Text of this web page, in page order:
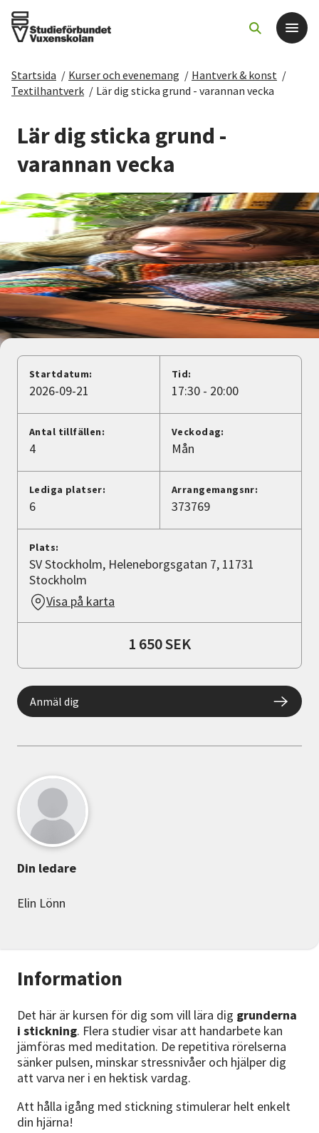
Det här gör vi
För dig som
Sök kurser och evenemang
Om SV
Starta studiecirkel
Cirkelledare
Nyheter
Avdelningar
Lyssna
Startsida / Kurser och evenemang / Hantverk & konst /
Textilhantverk / Lär dig sticka grund - varannan vecka
Lär dig sticka grund -
varannan vecka
Information
Det här är kursen för dig som vill lära dig grunderna
i stickning. Flera studier visar att handarbete kan
jämföras med meditation. De repetitiva rörelserna
sänker pulsen, minskar stressnivåer och hjälper dig
att varva ner i en hektisk vardag.
Att hålla igång med stickning stimulerar helt enkelt
din hjärna!
Startdatum:
2026-09-21
Tid:
17:30 - 20:00
Antal tillfällen:
4
Veckodag:
Mån
Lediga platser:
6
Arrangemangsnr:
373769
Plats:
SV Stockholm, Heleneborgsgatan 7, 11731
Stockholm
Visa på karta
1 650 SEK
Anmäl dig
Din ledare
Elin Lönn